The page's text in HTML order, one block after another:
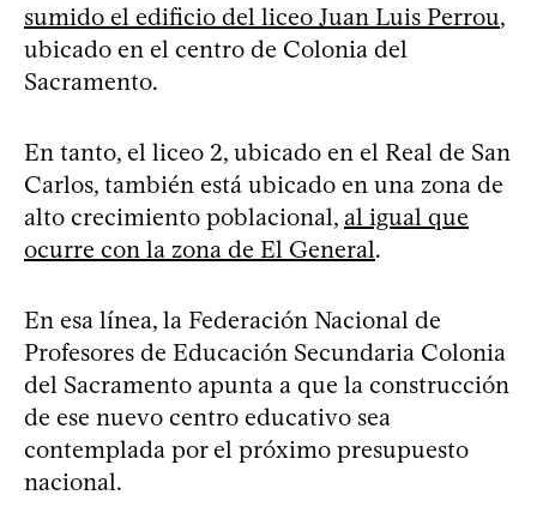
sumido el edificio del liceo Juan Luis Perrou,
ubicado en el centro de Colonia del
Sacramento.
En tanto, el liceo 2, ubicado en el Real de San
Carlos, también está ubicado en una zona de
alto crecimiento poblacional, al igual que
ocurre con la zona de El General.
En esa línea, la Federación Nacional de
Profesores de Educación Secundaria Colonia
del Sacramento apunta a que la construcción
de ese nuevo centro educativo sea
contemplada por el próximo presupuesto
nacional.